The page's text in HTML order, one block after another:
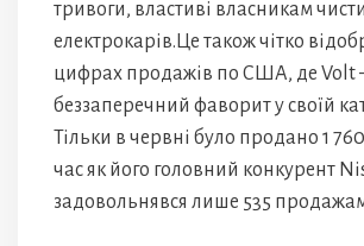
тривоги, властиві власникам
електрокарів.Це також чітко
цифрах продажів по США, де Volt
беззаперечний фаворит у своїй
Тільки в червні було продано 1
час як його головний конкурент
задовольнявся лише 535